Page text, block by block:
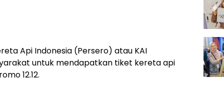
Api Indonesia (Persero) atau KAI
untuk mendapatkan tiket kereta api
12.12.